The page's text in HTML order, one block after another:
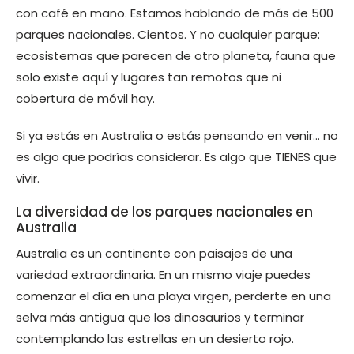
con café en mano. Estamos hablando de más de 500
parques nacionales. Cientos. Y no cualquier parque:
ecosistemas que parecen de otro planeta, fauna que
solo existe aquí y lugares tan remotos que ni
cobertura de móvil hay.
Si ya estás en Australia o estás pensando en venir… no
es algo que podrías considerar. Es algo que TIENES que
vivir.
La diversidad de los parques nacionales en
Australia
Australia es un continente con paisajes de una
variedad extraordinaria. En un mismo viaje puedes
comenzar el día en una playa virgen, perderte en una
selva más antigua que los dinosaurios y terminar
contemplando las estrellas en un desierto rojo.